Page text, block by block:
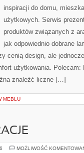
inspiracji do domu,
użytkowych. Serwis
produktów związanych z
jak odpowiednio dobrane
cenią design, ale
użytkowania. Polecam:
znaleźć liczne […]
MEBLU
MOŻLIWOŚĆ